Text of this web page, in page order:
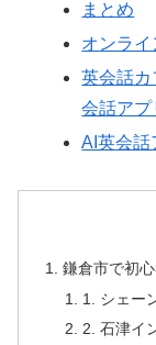
まとめ
オンラ
英会話
会話アプ
AI英会話
鎌倉市で初
1. シェー
2. 石津イ